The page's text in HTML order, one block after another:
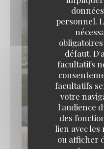
personnel.
défaut.
facultatifs
facultatifs
votre
l'audience
des
lien avec les
ou afficher
SALON
©